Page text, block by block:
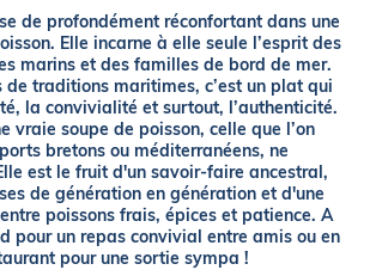
de profondément réconfortant dans une
Elle incarne à elle seule l’esprit des
marins et des familles de bord de mer.
de traditions maritimes, c’est un plat qui
la convivialité et surtout, l’authenticité.
vraie soupe de poisson, celle que l’on
bretons ou méditerranéens, ne
est le fruit d'un savoir-faire ancestral,
de génération en génération et d'une
poissons frais, épices et patience. A
pour un repas convivial entre amis ou en
pour une sortie sympa !